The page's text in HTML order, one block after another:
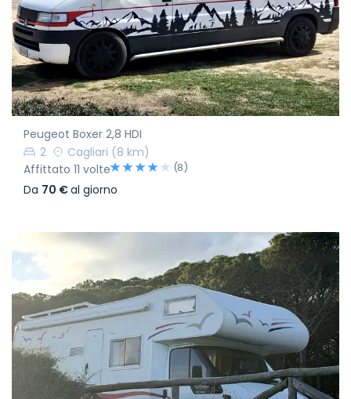
Peugeot Boxer 2,8 HDI
2
Cagliari (8 km)
Affittato 11 volte
(8)
Da 70 €al giorno